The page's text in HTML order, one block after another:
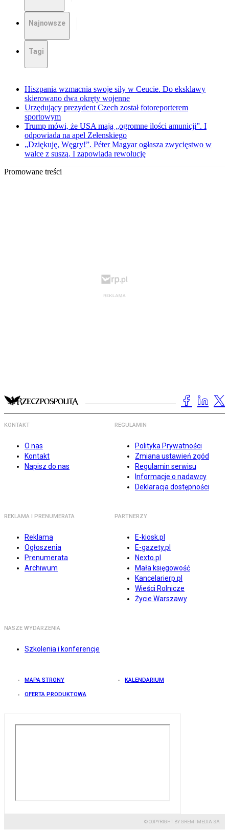
Najnowsze
Tagi
Hiszpania wzmacnia swoje siły w Ceucie. Do eksklawy
skierowano dwa okręty wojenne
Urzędujący prezydent Czech został fotoreporterem
sportowym
Trump mówi, że USA mają „ogromne ilości amunicji”. I
odpowiada na apel Zełenskiego
„Dziękuję, Węgry!”. Péter Magyar ogłasza zwycięstwo w
walce z suszą. I zapowiada rewolucję
Promowane treści
KONTAKT
O nas
Kontakt
Napisz do nas
REGULAMIN
Polityka Prywatności
Zmiana ustawień zgód
Regulamin serwisu
Informacje o nadawcy
Deklaracja dostępności
REKLAMA I PRENUMERATA
Reklama
Ogłoszenia
Prenumerata
Archiwum
PARTNERZY
E-kiosk.pl
E-gazety.pl
Nexto.pl
Mała księgowość
Kancelarierp.pl
Wieści Rolnicze
Życie Warszawy
NASZE WYDARZENIA
Szkolenia i konferencje
MAPA STRONY KALENDARIUM
OFERTA PRODUKTOWA
© COPYRIGHT BY GREMI MEDIA SA